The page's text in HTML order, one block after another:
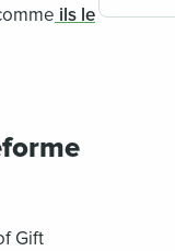
ils le
Gift